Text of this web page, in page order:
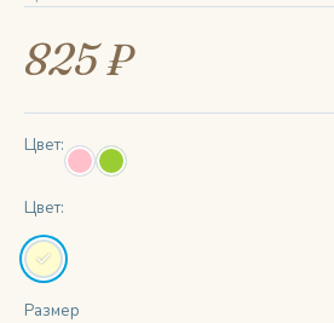
825 ₽
Цвет:
Цвет:
Размер